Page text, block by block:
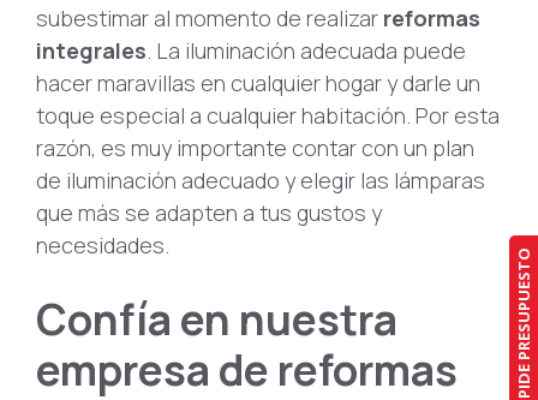
subestimar al momento de realizar reformas
integrales . La iluminación adecuada puede
hacer maravillas en cualquier hogar y darle un
toque especial a cualquier habitación. Por esta
razón, es muy importante contar con un plan
de iluminación adecuado y elegir las lámparas
que más se adapten a tus gustos y
necesidades.
Confía en nuestra
empresa de reformas
PIDE PRESUPUESTO